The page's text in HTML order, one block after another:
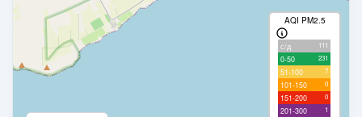
AQI PM2.5
с/д 111
0-50 231
51-100 7
101-150 0
151-200 0
201-300 1